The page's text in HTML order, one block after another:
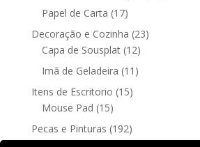
Papel de Carta 1717
produtos
Decoração e Cozinha 2323
Capa de Sousplat 1212
produtos
Imã de Geladeira 11 11
Itens de Escritorio 1515
Mouse Pad 1515
produtos
Pecas e Pinturas 192192
produtos
192